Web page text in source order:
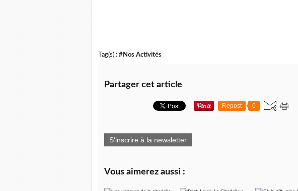
Tag(s) : #Nos Activités
Partager cet article
Repost 0
S'inscrire à la newsletter
Vous aimerez aussi :